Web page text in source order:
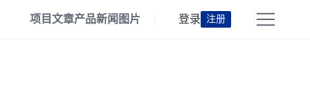
项目文章产品新闻 图片 登录 注册